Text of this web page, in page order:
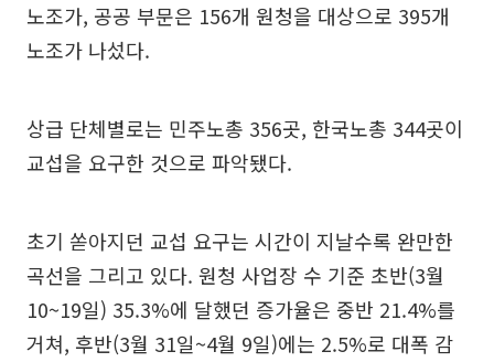
노조가, 공공 부문은 156개 원청을 대상으로 395개
노조가 나섰다.
상급 단체별로는 민주노총 356곳, 한국노총 344곳이
교섭을 요구한 것으로 파악됐다.
초기 쏟아지던 교섭 요구는 시간이 지날수록 완만한
곡선을 그리고 있다. 원청 사업장 수 기준 초반(3월
10~19일) 35.3%에 달했던 증가율은 중반 21.4%를
거쳐, 후반(3월 31일~4월 9일)에는 2.5%로 대폭 감